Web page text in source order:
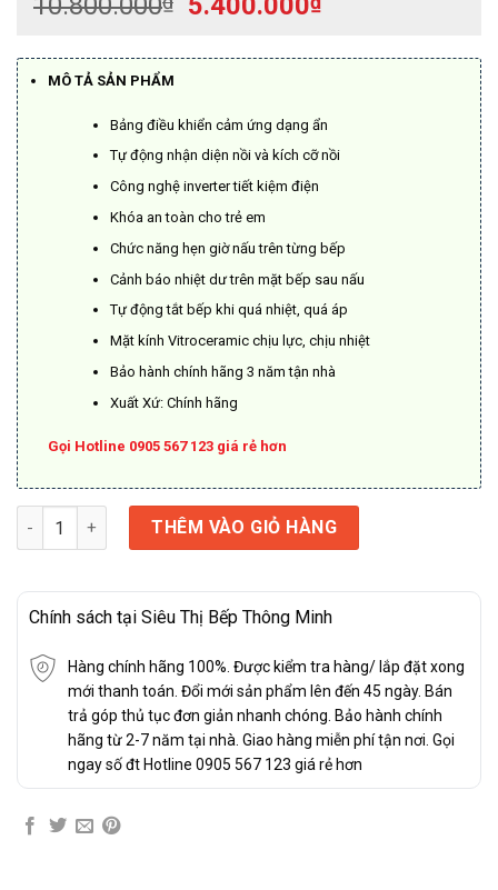
là:
tại
MÔ TẢ SẢN PHẨM
Bảng điều khiển cảm ứng dạng ẩn
Tự động nhận diện nồi và kích cỡ nồi
Công nghệ inverter tiết kiệm điện
Khóa an toàn cho trẻ em
Chức năng hẹn giờ nấu trên từng bếp
Cảnh báo nhiệt dư trên mặt bếp sau nấu
Tự động tắt bếp khi quá nhiệt, quá áp
Mặt kính Vitroceramic chịu lực, chịu nhiệt
Bảo hành chính hãng 3 năm tận nhà
Xuất Xứ: Chính hãng
Gọi Hotline 0905 567 123 giá rẻ hơn
BẾP TỪ BAUER BE 326SI số lượng
THÊM VÀO GIỎ HÀNG
Chính sách tại Siêu Thị Bếp Thông Minh
Hàng chính hãng 100%. Được kiểm tra hàng/ lắp đặt xong
mới thanh toán. Đổi mới sản phẩm lên đến 45 ngày. Bán
trả góp thủ tục đơn giản nhanh chóng. Bảo hành chính
hãng từ 2-7 năm tại nhà. Giao hàng miễn phí tận nơi. Gọi
ngay số đt Hotline 0905 567 123 giá rẻ hơn